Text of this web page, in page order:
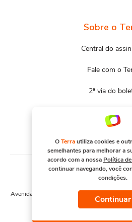
Sobre o
Central do
Fale com o
2ª via do
Avenida Engenheiro Luís Carlos Berrini,
– SP. CNPJ
OTerrautiliza cookies e
semelhantes para melhorar a
acordo com a nossa Política
continuar navegando, você
condições.
Continuar